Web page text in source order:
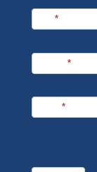
*
*
*